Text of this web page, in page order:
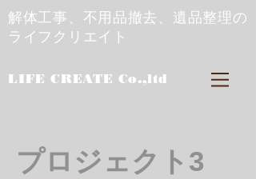
​解体工事、不用品撤去、遺品整理の
ライフクリエイト
LIFE CREATE Co.,ltd
プロジェクト3